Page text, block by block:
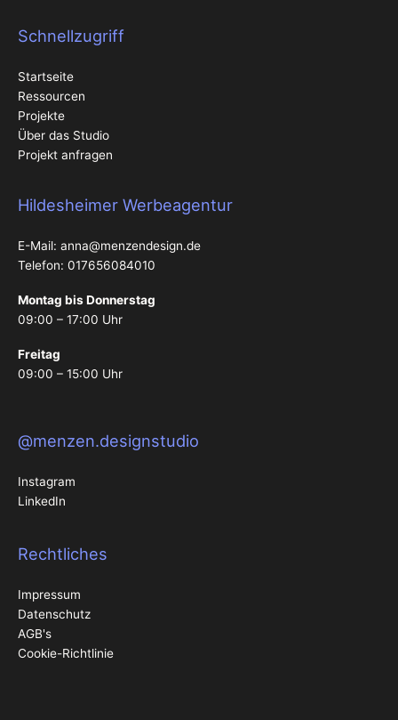
Schnellzugriff
Startseite
Ressourcen
Projekte
Über das Studio
Projekt anfragen
Hildesheimer Werbeagentur
E-Mail: anna@menzendesign.de
Telefon: 017656084010
Montag bis Donnerstag
09:00 – 17:00 Uhr
Freitag
09:00 – 15:00 Uhr
@menzen.designstudio
Instagram
LinkedIn
Rechtliches
Impressum
Datenschutz
AGB's
Cookie-Richtlinie